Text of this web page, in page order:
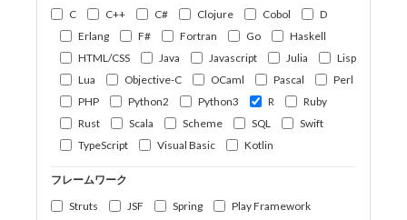
C
C++ C# Clojure Cobol
D
Erlang
F# Fortran Go
Haskell
HTML/CSS
Java Javascript Julia
Lisp
Lua
Objective-C OCaml Pascal
Perl
PHP
Python2 Python3 R
Ruby
Rust
Scala Scheme SQL
Swift
TypeScript
Visual Basic Kotlin
フレームワーク
Struts
JSF Spring
Play Framework